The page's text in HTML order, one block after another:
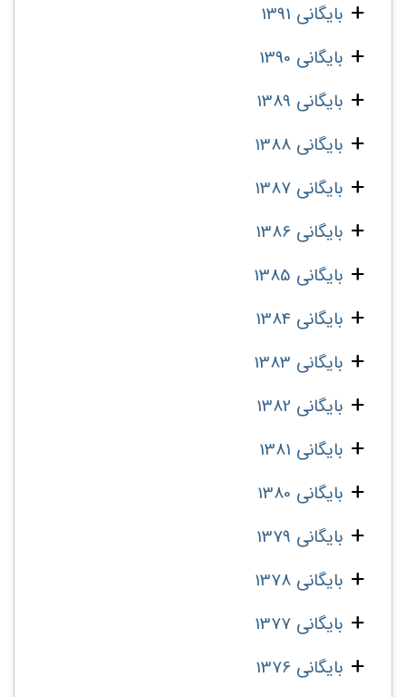
بایگانی 1391
بایگانی 1390
بایگانی 1389
بایگانی 1388
بایگانی 1387
بایگانی 1386
بایگانی 1385
بایگانی 1384
بایگانی 1383
بایگانی 1382
بایگانی 1381
بایگانی 1380
بایگانی 1379
بایگانی 1378
بایگانی 1377
بایگانی 1376